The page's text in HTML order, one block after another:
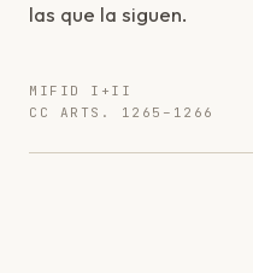
las que la siguen.
MIFID I+II
CC ARTS. 1265–1266